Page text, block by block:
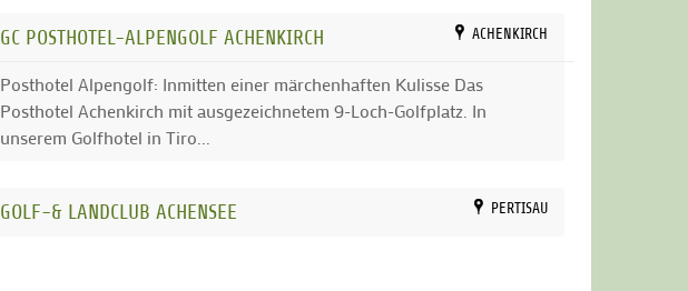
GC POSTHOTEL-ALPENGOLF ACHENKIRCH ACHENKIRCH
Posthotel Alpengolf: Inmitten einer märchenhaften Kulisse Das
Posthotel Achenkirch mit ausgezeichnetem 9-Loch-Golfplatz. In
unserem Golfhotel in Tiro...
GOLF-& LANDCLUB ACHENSEE PERTISAU